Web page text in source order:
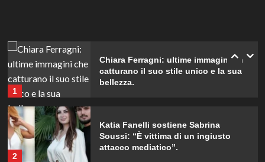
1
Chiara Ferragni: ultime immagini che
catturano il suo stile unico e la sua
bellezza.
2
Katia Fanelli sostiene Sabrina
Soussi: “È vittima di un ingiusto
attacco mediatico”.